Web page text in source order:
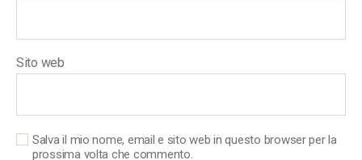
Sito web
Salva il mio nome, email e sito web in questo browser per la
prossima volta che commento.